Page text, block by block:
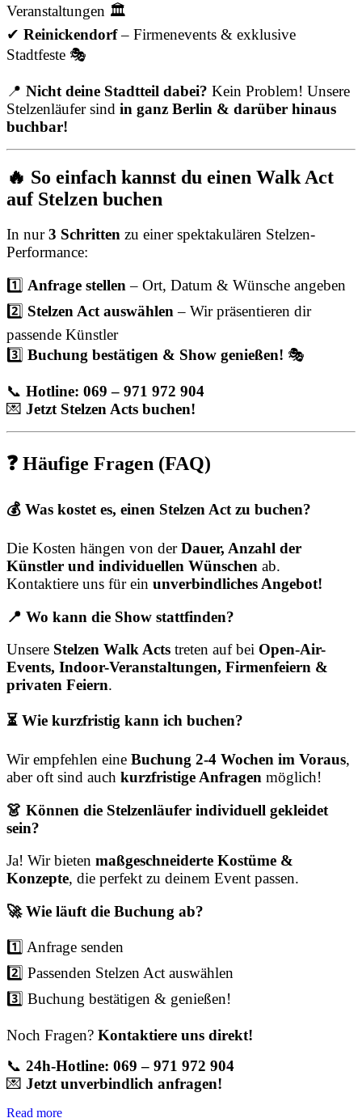
Veranstaltungen 🏛
✔ Reinickendorf– Firmenevents & exklusive
Stadtfeste 🎭
📍 Nicht deine Stadtteil dabei? Kein Problem! Unsere
Stelzenläufer sind in ganz Berlin & darüber hinaus
buchbar!
🔥 So einfach kannst du einen Walk Act
auf Stelzen buchen
In nur3 Schritten zu einer spektakulären Stelzen-
Performance:
1️⃣ Anfrage stellen– Ort, Datum & Wünsche angeben
2️⃣ Stelzen Act auswählen– Wir präsentieren dir
passende Künstler
3️⃣ Buchung bestätigen & Show genießen! 🎭
📞 Hotline: 069 – 971 972 904
💌 Jetzt Stelzen Acts buchen!
❓ Häufige Fragen (FAQ)
💰 Was kostet es, einen Stelzen Act zu buchen?
Die Kosten hängen von derDauer, Anzahl der
Künstler und individuellen Wünschen ab.
Kontaktiere uns für ein unverbindliches Angebot!
📍 Wo kann die Show stattfinden?
Unsere Stelzen Walk Acts treten auf bei Open-Air-
Events, Indoor-Veranstaltungen, Firmenfeiern &
privaten Feiern.
⏳ Wie kurzfristig kann ich buchen?
Wir empfehlen eine Buchung 2-4 Wochen im Voraus,
aber oft sind auch kurzfristige Anfragen möglich!
👗 Können die Stelzenläufer individuell gekleidet
sein?
Ja! Wir bieten maßgeschneiderte Kostüme &
Konzepte, die perfekt zu deinem Event passen.
🚀 Wie läuft die Buchung ab?
1️⃣ Anfrage senden
2️⃣ Passenden Stelzen Act auswählen
3️⃣ Buchung bestätigen & genießen!
Noch Fragen? Kontaktiere uns direkt!
📞 24h-Hotline: 069 – 971 972 904
💌 Jetzt unverbindlich anfragen!
Read more